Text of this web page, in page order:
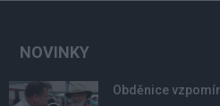
NOVINKY
Obděnice